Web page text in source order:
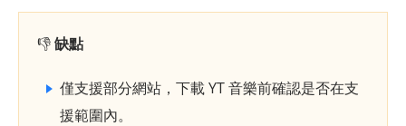
👎缺點
僅支援部分網站，下載 YT 音樂前確認是否在支
援範圍內。